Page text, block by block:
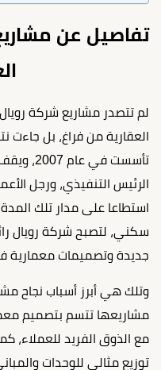
تفاصيل عن
لم تتصدر مشاريع شركة
العقارية من فراغ، بل جاءت
تأسست في
الرئيس التنفيذي، ورجل
سكني، لتصبح شركة رويال
جديدة وتصميمات معمارية
وتلك هي أبرز أسباب نجاح
مشاريعها تتسم بتصميم
مع الذوق الفريد للعملاء،
توزيع مثالي للوحدات